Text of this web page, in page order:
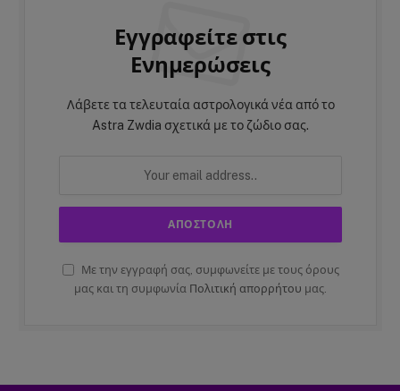
Εγγραφείτε στις
Ενημερώσεις
Λάβετε τα τελευταία αστρολογικά νέα από το
Astra Zwdia σχετικά με το ζώδιο σας.
Με την εγγραφή σας, συμφωνείτε με τους όρους
μας και τη συμφωνία Πολιτική απορρήτου μας.